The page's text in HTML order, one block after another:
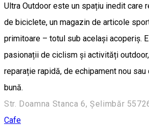
Ultra Outdoor este un spațiu inedit care
de biciclete, un magazin de articole
primitoare – totul sub același acoperiș.
pasionații de ciclism și activități
reparație rapidă, de echipament nou
bună.
Str. Doamna Stanca 6, Șelimbăr
Cafe